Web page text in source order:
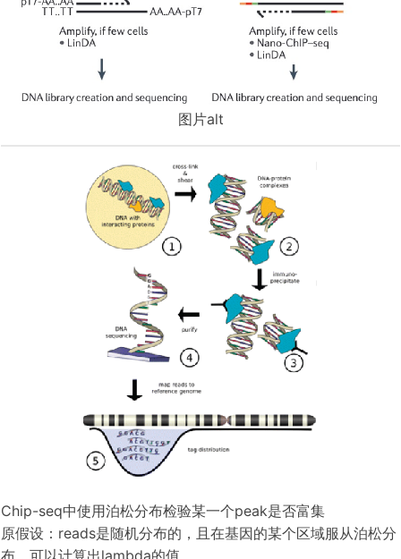
图片alt
Chip-seq中使用泊松分布检验某一个peak是否富集
原假设：reads是随机分布的，且在基因的某个区域服从泊松分
布，可以计算出lambda的值